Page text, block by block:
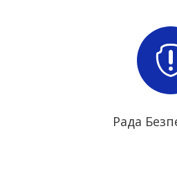
Рада